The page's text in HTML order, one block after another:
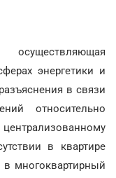
энергетики и
в связи
относительно
в квартире
многоквартирный